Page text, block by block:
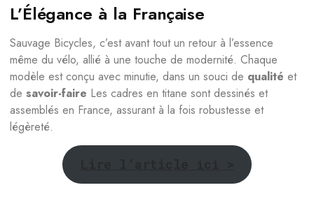
L’Élégance à la Française
Sauvage Bicycles, c’est avant tout un retour à l’essence
même du vélo, allié à une touche de modernité. Chaque
modèle est conçu avec minutie, dans un souci de qualité et
desavoir-faire Les cadres en titane sont dessinés et
assemblés en France, assurant à la fois robustesse et
légèreté.